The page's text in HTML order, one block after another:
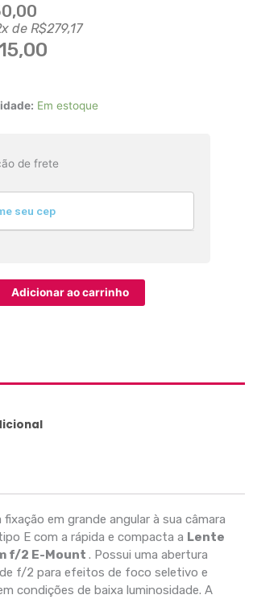
de R$279,17
Em estoque
de frete
Adicionar ao carrinho
em grande angular à sua câmara
E com a rápida e compacta a Lente
f/2 E-Mount . Possui uma abertura
f/2 para efeitos de foco seletivo e
condições de baixa luminosidade. A